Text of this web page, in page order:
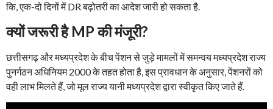
कि, एक-दो दिनों में DR बढ़ोतरी का आदेश जारी हो सकता है.
क्यों जरूरी है MP की मंजूरी?
छत्तीसगढ़ और मध्यप्रदेश के बीच पेंशन से जुड़े मामलों में समन्वय मध्यप्रदेश राज्य
पुनर्गठन अधिनियम 2000 के तहत होता है, इस प्रावधान के अनुसार, पेंशनरों को
वही लाभ मिलते हैं, जो मूल राज्य यानी मध्यप्रदेश द्वारा स्वीकृत किए जाते हैं.